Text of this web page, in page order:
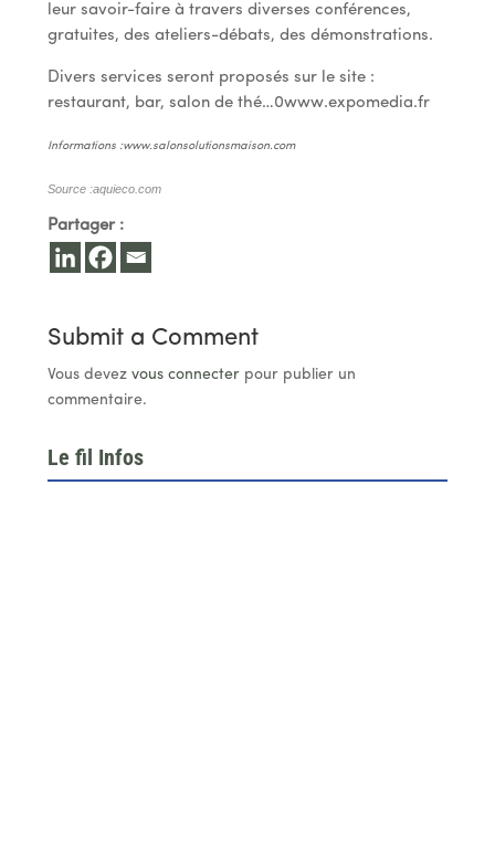
leur savoir-faire à travers diverses conférences,
gratuites, des ateliers-débats, des démonstrations.
Divers services seront proposés sur le site :
restaurant, bar, salon de thé…0www.expomedia.fr
Informations :www.salonsolutionsmaison.com
Source :aquieco.com
Partager :
Submit a Comment
Vous devez vous connecterpour publier un
commentaire.
Le fil Infos